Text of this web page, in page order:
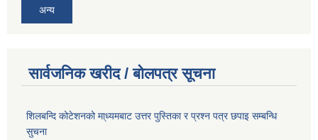
अन्य
सार्वजनिक खरीद / बोलपत्र सूचना
शिलबन्दि कोटेशनको मा्ध्यमबाट उत्तर पुस्तिका र प्रश्न पत्र छपाइ सम्बन्धि
सुचना